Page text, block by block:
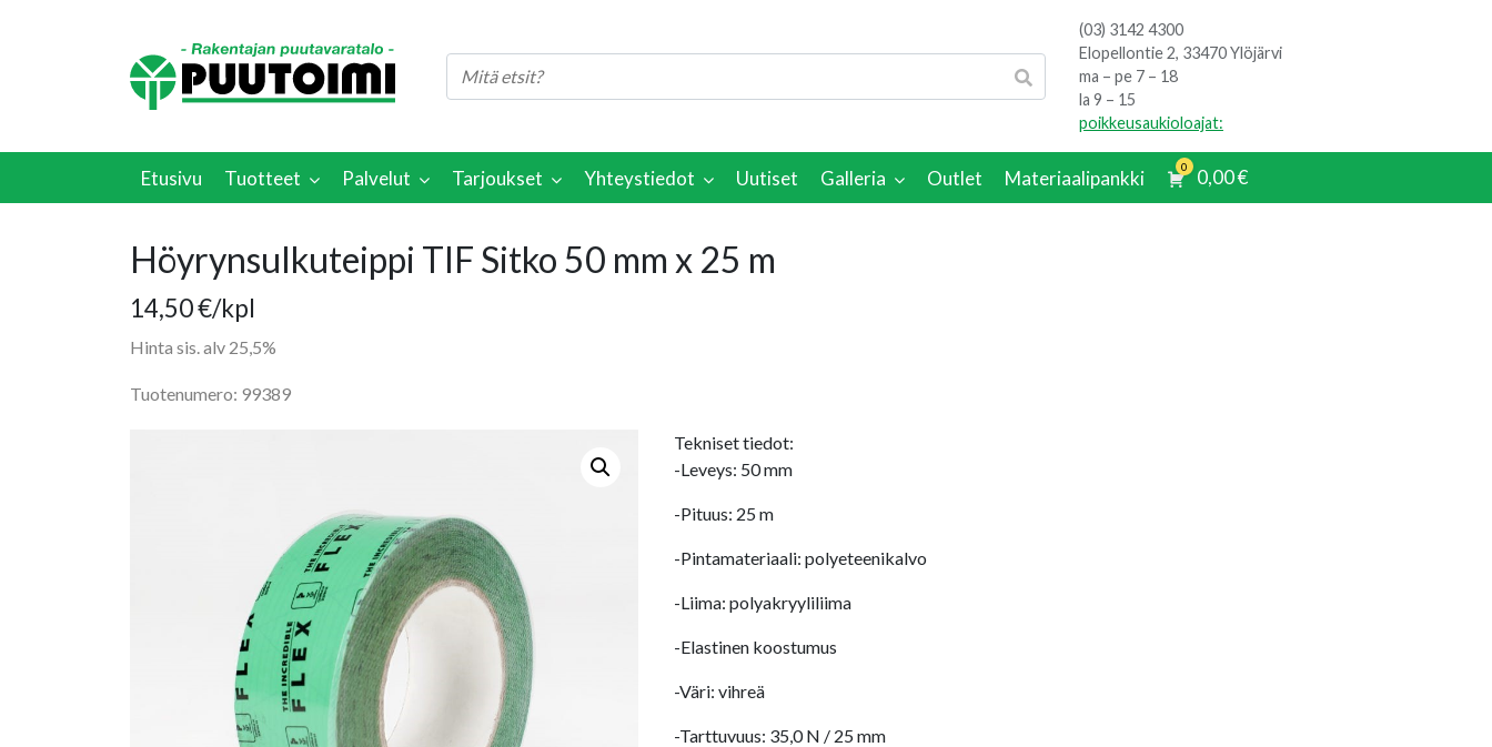
(03) 3142 4300
Elopellontie 2, 33470 Ylöjärvi
ma – pe 7 – 18
la 9 – 15
poikkeusaukioloajat:
Etusivu Tuotteet Palvelut Tarjoukset Yhteystiedot Uutiset Galleria Outlet Materiaalipankki 0 0,00€
Höyrynsulkuteippi TIF Sitko 50 mm x 25 m
14,50€/kpl
Hinta sis. alv 25,5%
Tuotenumero: 99389
Tekniset tiedot:
-Leveys: 50 mm
-Pituus: 25 m
-Pintamateriaali: polyeteenikalvo
-Liima: polyakryyliliima
-Elastinen koostumus
-Väri: vihreä
-Tarttuvuus: 35,0 N / 25 mm